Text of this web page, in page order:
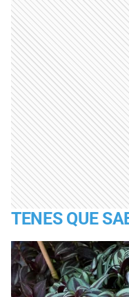
TENES QUE